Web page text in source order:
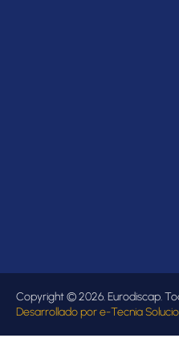
Copyright © 2026. Eurodiscap.
Desarrollado pore-Tecnia